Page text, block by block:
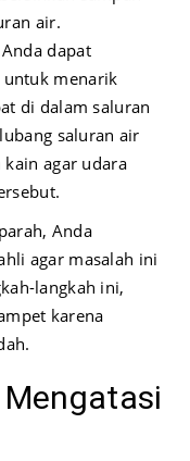
air.
dapat
untuk menarik
di dalam saluran
saluran air
agar udara
Anda
agar masalah ini
langkah ini,
karena